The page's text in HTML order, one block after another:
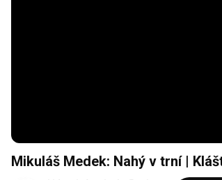
Mikuláš Medek: Nahý v trní |